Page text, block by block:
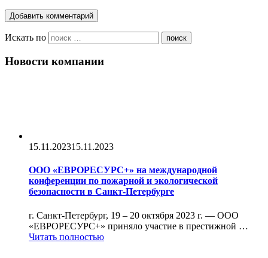
Искать по поиск
Новости компании
15.11.202315.11.2023
ООО «ЕВРОРЕСУРС+» на международной
конференции по пожарной и экологической
безопасности в Санкт-Петербурге
г. Санкт-Петербург, 19 – 20 октября 2023 г. — ООО
«ЕВРОРЕСУРС+» приняло участие в престижной …
Читать полностью